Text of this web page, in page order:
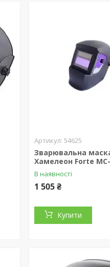
54625
Зварювальна
Хамелеон Forte
В наявності
1 505 ₴
Купити